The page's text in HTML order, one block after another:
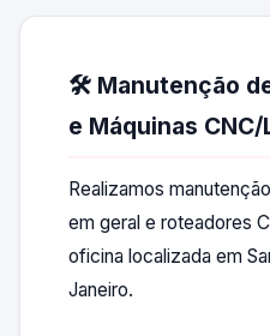
🛠️ Manutenção
e Máquinas
Realizamos
em geral e roteadores
oficina localizada em
Janeiro.